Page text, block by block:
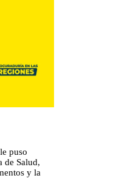
puso
de Salud,
y la